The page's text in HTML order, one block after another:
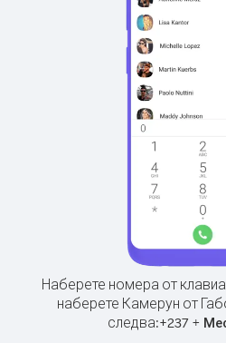
Наберете номера от
наберете Камерун от
следва:+237 +